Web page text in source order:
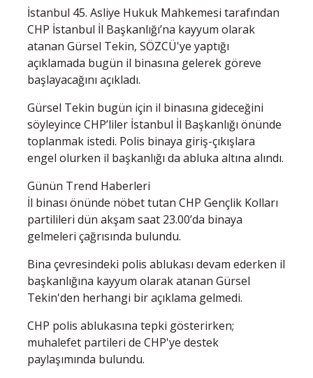
İstanbul 45. Asliye Hukuk Mahkemesi tarafından
CHP İstanbul İl Başkanlığı’na kayyum olarak
atanan Gürsel Tekin, SÖZCÜ'ye yaptığı
açıklamada bugün il binasına gelerek göreve
başlayacağını açıkladı.
Gürsel Tekin bugün için il binasına gideceğini
söyleyince CHP’liler İstanbul İl Başkanlığı önünde
toplanmak istedi. Polis binaya giriş-çıkışlara
engel olurken il başkanlığı da abluka altına alındı.
Günün Trend Haberleri
İl binası önünde nöbet tutan CHP Gençlik Kolları
partilileri dün akşam saat 23.00’da binaya
gelmeleri çağrısında bulundu.
Bina çevresindeki polis ablukası devam ederken il
başkanlığına kayyum olarak atanan Gürsel
Tekin'den herhangi bir açıklama gelmedi.
CHP polis ablukasına tepki gösterirken;
muhalefet partileri de CHP'ye destek
paylaşımında bulundu.